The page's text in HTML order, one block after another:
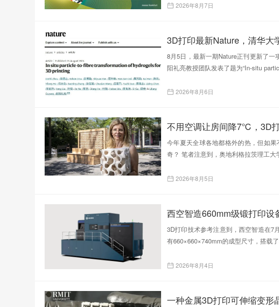
2026年8月7日
3D打印最新Nature，清华大
8月5日，最新一期Nature正刊更新了
阳礼亮教授团队发表了题为“In‑situ
2026年8月6日
不用空调让房间降7℃，3D
今年夏天全球各地都格外的热，但如
奇？ 笔者注意到，奥地利格拉茨理工
2026年8月5日
西空智造660mm级锻打印
3D打印技术参考注意到，西空智造在
有660×660×740mm的成型尺寸，搭载
2026年8月4日
一种金属3D打印可伸缩变形